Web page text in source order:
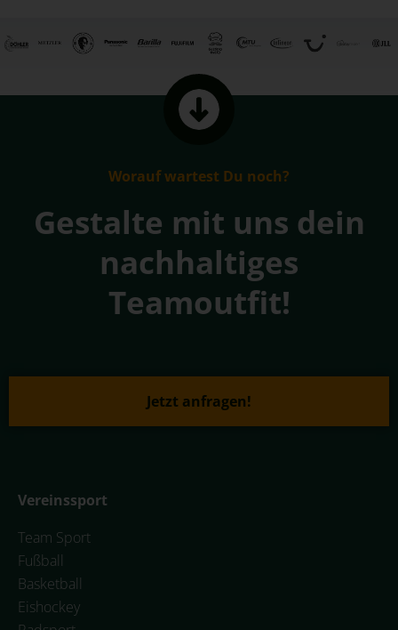
Worauf wartest Du noch?
Gestalte mit uns dein
nachhaltiges
Teamoutfit!
Jetzt anfragen!
Vereinssport
Team Sport
Fußball
Basketball
Eishockey